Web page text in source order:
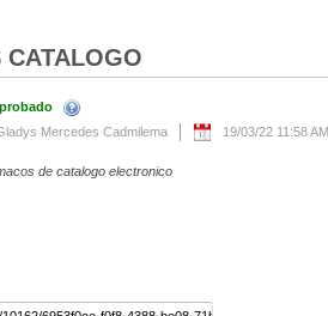
CATALOGO
Mercedes Cadmilema
19/03/22 11:58 AM
de catalogo electronico